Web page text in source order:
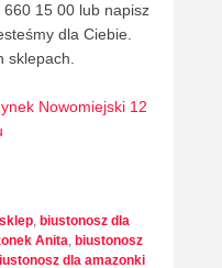
15 00 lub napisz
dla Ciebie.
sklepach.
Nowomiejski 12
, biustonosz dla
Anita, biustonosz
dla amazonki